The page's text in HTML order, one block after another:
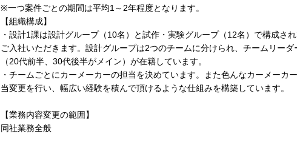
※一つ案件ごとの期間は平均1～2年程度となります。
【組織構成】
・設計1課は設計グループ（10名）と試作・実験グループ（12名）で構成さ
ご入社いただきます。設計グループは2つのチームに分けられ、チームリー
（20代前半、30代後半がメイン）が在籍しています。
・チームごとにカーメーカーの担当を決めています。また色んなカーメーカ
当変更を行い、幅広い経験を積んで頂けるような仕組みを構築しています。
【業務内容変更の範囲】
同社業務全般